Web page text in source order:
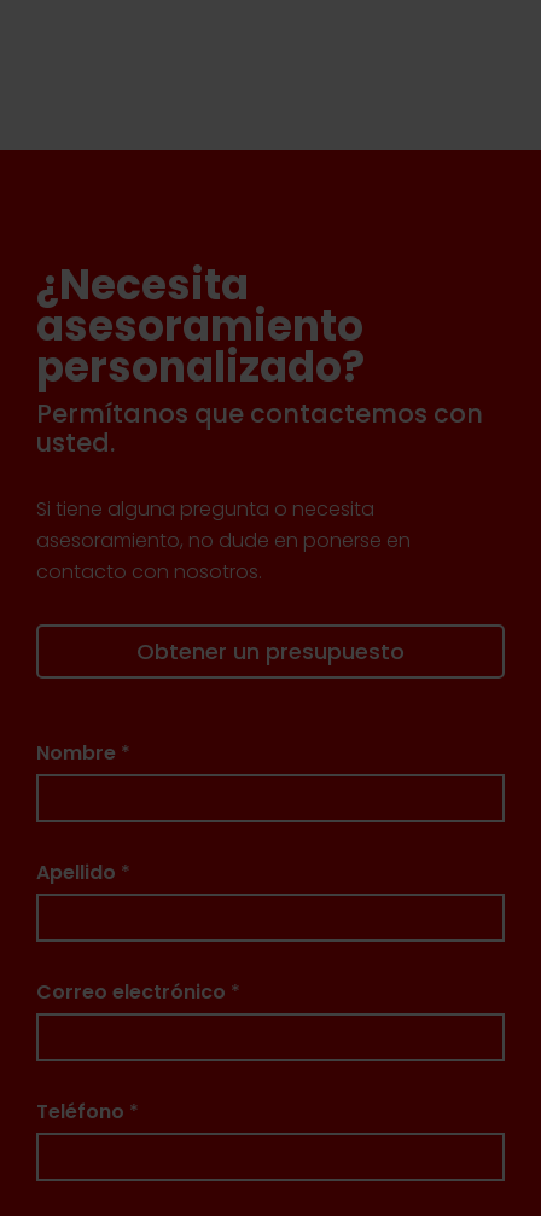
¿Necesita
asesoramiento
personalizado?
Permítanos que contactemos con
usted.
Si tiene alguna pregunta o necesita
asesoramiento, no dude en ponerse en
contacto con nosotros.
Obtener un presupuesto
Nombre *
Apellido *
Correo electrónico *
Teléfono *